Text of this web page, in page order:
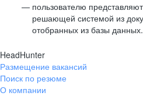
пользователю
решающей системой из
отобранных из базы данных.
HeadHunter
Размещение вакансий
Поиск по резюме
О компании